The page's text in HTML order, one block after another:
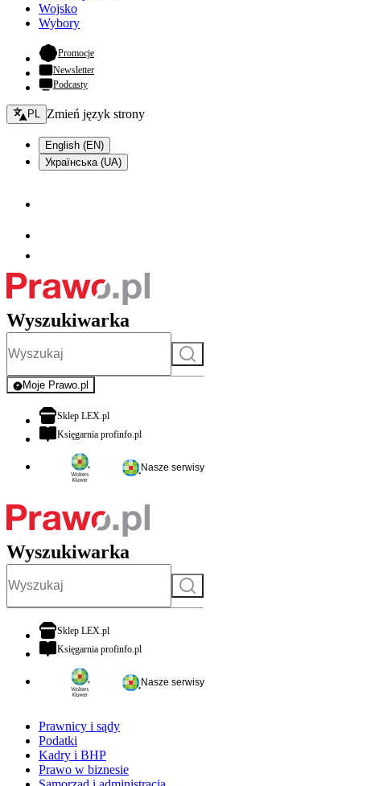
Wojsko
Wybory
Promocje- otwiera się w nowej karcie
Newsletter
Podcasty
Zmień język - bieżący:
PL Zmień język strony
English (EN)
Українська (UA)
Wyszukiwarka
Szukaj
Moje Prawo.pl
- rejestracja i logowanie do serwisu
Sklep LEX.plotwiera się w nowej karcie
Księgarnia profinfo.plotwiera się w nowej karcie
Nasze serwisy
Wyszukiwarka
Szukaj
Sklep LEX.plotwiera się w nowej karcie
Księgarnia profinfo.plotwiera się w nowej karcie
Nasze serwisy
Prawnicy i sądy
Podatki
Kadry i BHP
Prawo w biznesie